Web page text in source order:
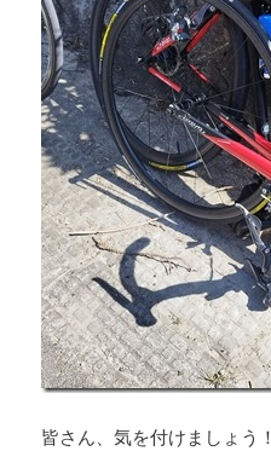
皆さん、気を付けましょう！